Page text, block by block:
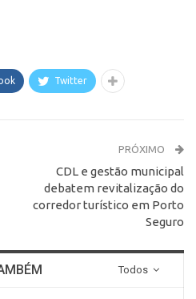
Twitter
PRÓXIMO
CDL e gestão municipal
debatem revitalização do
corredor turístico em Porto
Seguro
Todos